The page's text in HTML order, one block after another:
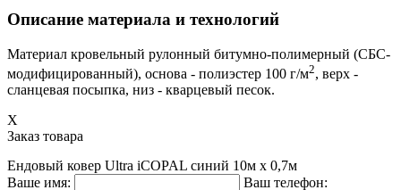
Описание материала и технологий
Материал кровельный рулонный битумно-полимерный (СБС-
модифицированный), основа - полиэстер 100 г/м2, верх -
сланцевая посыпка, низ - кварцевый песок.
X
Заказ товара
Ендовый ковер Ultra iCOPAL синий 10м х 0,7м
Ваше имя:
Ваш телефон: